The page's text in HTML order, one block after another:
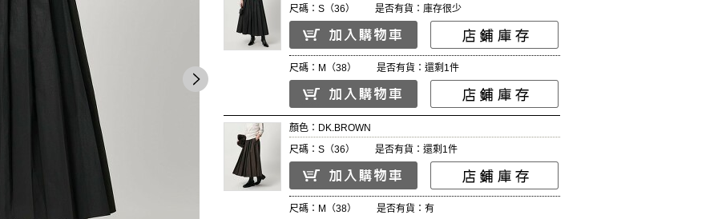
尺碼：S（36）
是否有貨：庫存很少
尺碼：M（38） 是否有貨：還剩1件
顏色：DK.BROWN
尺碼：S（36）
是否有貨：還剩1件
尺碼：M（38） 是否有貨：有